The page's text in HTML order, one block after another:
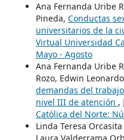
Ana Fernanda Uribe
Pineda, Conductas
universitarios de la
Virtual Universidad
Mayo - Agosto
Ana Fernanda Uribe
Rozo, Edwin
demandas del
nivel III de atención ,
Católica del Norte:
Linda Teresa